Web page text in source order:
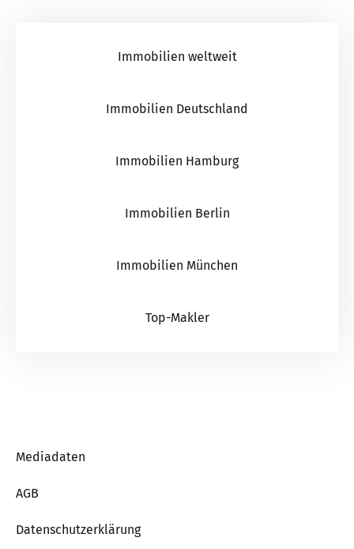
Immobilien weltweit
Immobilien Deutschland
Immobilien Hamburg
Immobilien Berlin
Immobilien München
Top-Makler
Mediadaten
AGB
Datenschutzerklärung